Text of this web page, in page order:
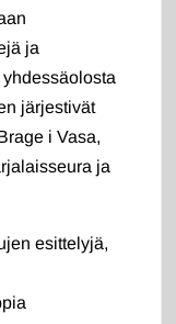
ja
järjestivät
i Vasa,
ja
esittelyjä,